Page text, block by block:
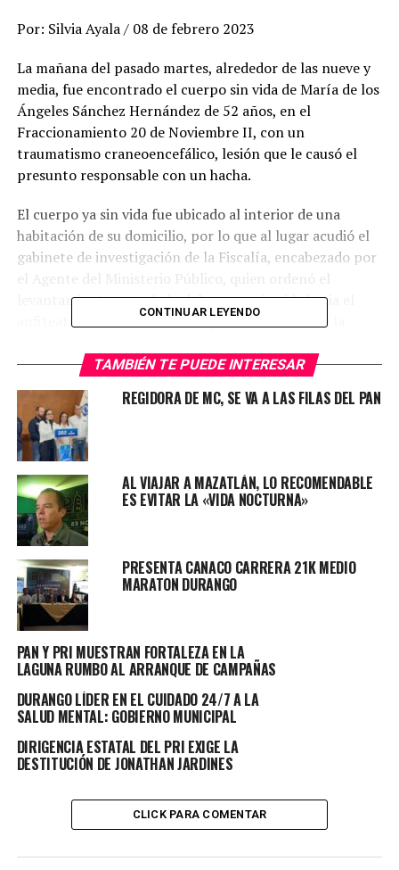
Por: Silvia Ayala / 08 de febrero 2023
La mañana del pasado martes, alrededor de las nueve y
media, fue encontrado el cuerpo sin vida de María de los
Ángeles Sánchez Hernández de 52 años, en el
Fraccionamiento 20 de Noviembre II, con un
traumatismo craneoencefálico, lesión que le causó el
presunto responsable con un hacha.
El cuerpo ya sin vida fue ubicado al interior de una
habitación de su domicilio, por lo que al lugar acudió el
gabinete de investigación de la Fiscalía, encabezado por
el Agente del Ministerio Público, quien ordenó el
levantamiento y traslado del cuerpo sin vida hacia el
anfiteatro de la dependencia, para la práctica de la
Cabe mencionar que elementos de la Policía
Investigadora de Delitos (PID) ya realizan las
indagatorias correspondientes bajo el protocolo de
feminicidio, a fin de dar con el paradero del presunto
responsable, pues a decir de la autoridad, esta persona
está plenamente identificado.
Se espera que pronto el responsable de este horrible
crimen, sea detenido y presentado ante las autoridades
correspondientes para que responda por su nefasta
acción.
UP NEXT
SSP REALIZA OPERATIVOS EN COLONIAS REPORTADAS
COMO “CONFLICTIVAS”
EXPLOSION EN VIVIENDA, UNA VEZ MAS “ACUMULACION DE
GAS”
CONTINUAR LEYENDO
TAMBIÉN TE PUEDE INTERESAR
REGIDORA DE MC, SE VA A LAS FILAS DEL PAN
AL VIAJAR A MAZATLÁN, LO RECOMENDABLE
ES EVITAR LA «VIDA NOCTURNA»
PRESENTA CANACO CARRERA 21K MEDIO
MARATON DURANGO
PAN Y PRI MUESTRAN FORTALEZA EN LA
LAGUNA RUMBO AL ARRANQUE DE CAMPAÑAS
DURANGO LÍDER EN EL CUIDADO 24/7 A LA
SALUD MENTAL: GOBIERNO MUNICIPAL
DIRIGENCIA ESTATAL DEL PRI EXIGE LA
DESTITUCIÓN DE JONATHAN JARDINES
CLICK PARA COMENTAR